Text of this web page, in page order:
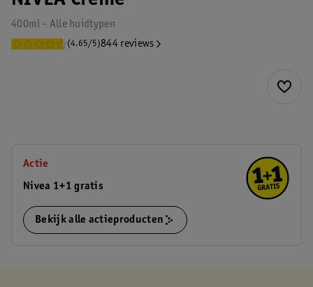
400ml - Alle huidtypen
(4.65/5)844 reviews
Actie
Nivea 1+1 gratis
Bekijk alle actieproducten